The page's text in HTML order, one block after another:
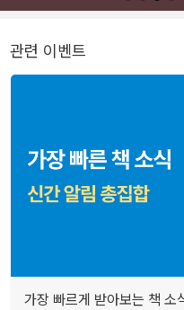
관련 이벤트
가장 빠르게 받아보는 책 소